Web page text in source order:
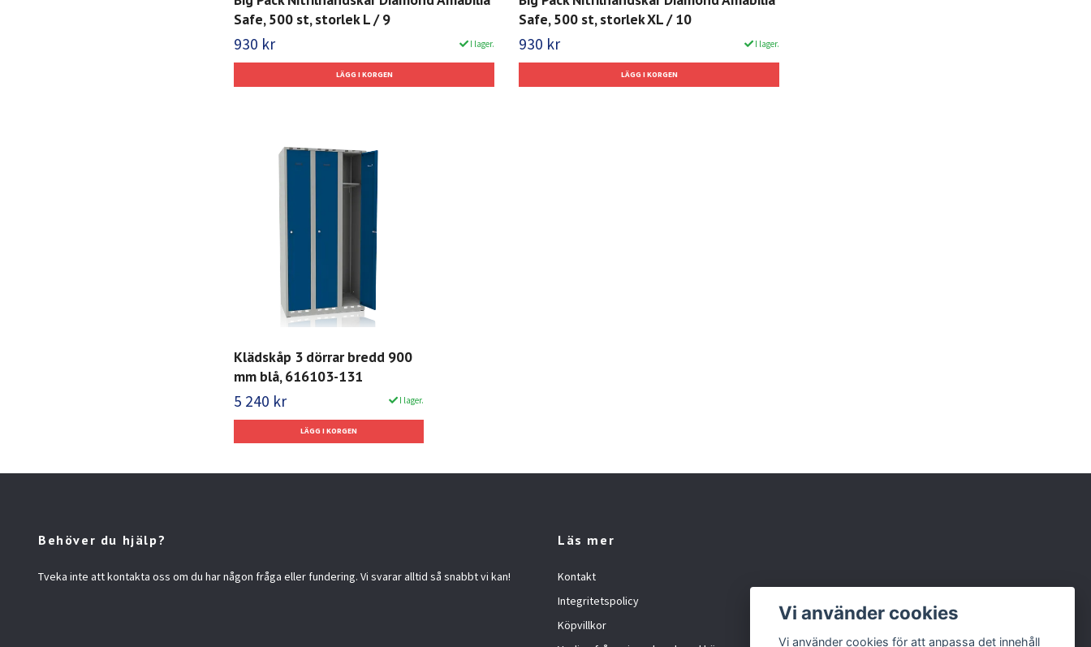
Safe, 500 st, storlek L / 9
930 kr I lager.
Safe, 500 st, storlek XL / 10
930 kr I lager.
Klädskåp 3 dörrar bredd 900
mm blå, 616103-131
5 240 kr I lager.
Behöver du hjälp?
Tveka inte att kontakta oss om du har någon fråga eller fundering. Vi svarar alltid så snabbt vi kan!
Läs mer
Kontakt
Integritetspolicy
Köpvillkor
Vi använder cookies
Vi använder cookies för att anpassa det innehåll